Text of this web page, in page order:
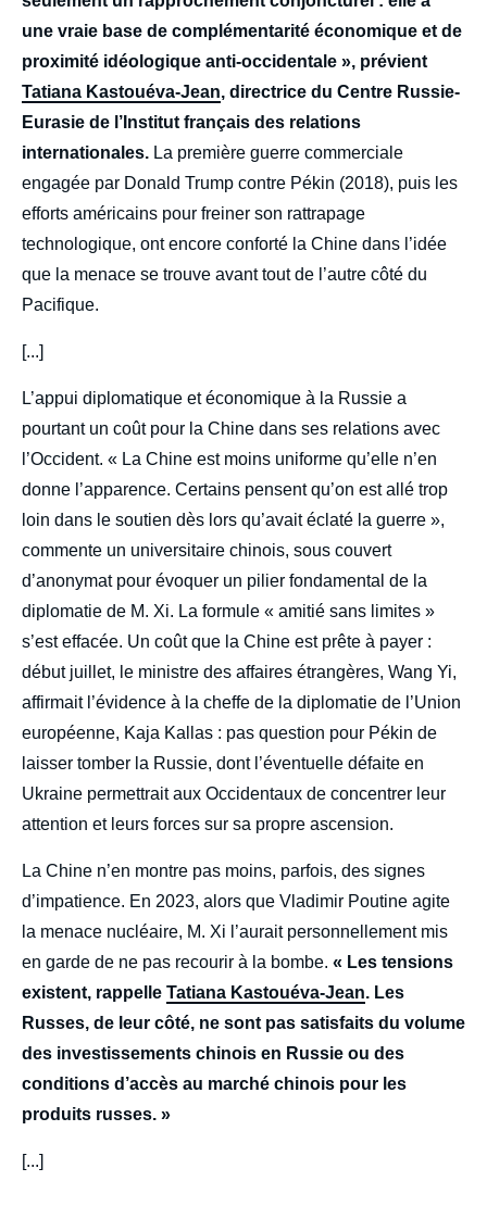
une vraie base de complémentarité économique et de
proximité idéologique anti-occidentale », prévient
Tatiana Kastouéva-Jean, directrice du Centre Russie-
Eurasie de l’Institut français des relations
internationales. La première guerre commerciale
engagée par Donald Trump contre Pékin (2018), puis les
efforts américains pour freiner son rattrapage
technologique, ont encore conforté la Chine dans l’idée
que la menace se trouve avant tout de l’autre côté du
Pacifique.
[...]
L’appui diplomatique et économique à la Russie a
pourtant un coût pour la Chine dans ses relations avec
l’Occident. « La Chine est moins uniforme qu’elle n’en
donne l’apparence. Certains pensent qu’on est allé trop
loin dans le soutien dès lors qu’avait éclaté la guerre »,
commente un universitaire chinois, sous couvert
d’anonymat pour évoquer un pilier fondamental de la
diplomatie de M. Xi. La formule « amitié sans limites »
s’est effacée. Un coût que la Chine est prête à payer :
début juillet, le ministre des affaires étrangères, Wang Yi,
affirmait l’évidence à la cheffe de la diplomatie de l’Union
européenne, Kaja Kallas : pas question pour Pékin de
laisser tomber la Russie, dont l’éventuelle défaite en
Ukraine permettrait aux Occidentaux de concentrer leur
attention et leurs forces sur sa propre ascension.
La Chine n’en montre pas moins, parfois, des signes
d’impatience. En 2023, alors que Vladimir Poutine agite
la menace nucléaire, M. Xi l’aurait personnellement mis
en garde de ne pas recourir à la bombe. « Les tensions
existent, rappelle Tatiana Kastouéva-Jean. Les
Russes, de leur côté, ne sont pas satisfaits du volume
des investissements chinois en Russie ou des
conditions d’accès au marché chinois pour les
produits russes. »
[...]